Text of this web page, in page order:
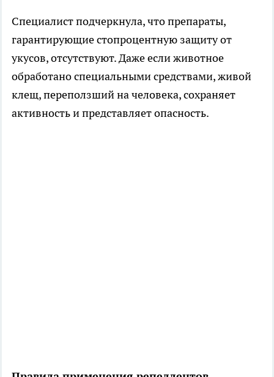
Специалист подчеркнула, что препараты,
гарантирующие стопроцентную защиту от
укусов, отсутствуют. Даже если животное
обработано специальными средствами, живой
клещ, переползший на человека, сохраняет
активность и представляет опасность.